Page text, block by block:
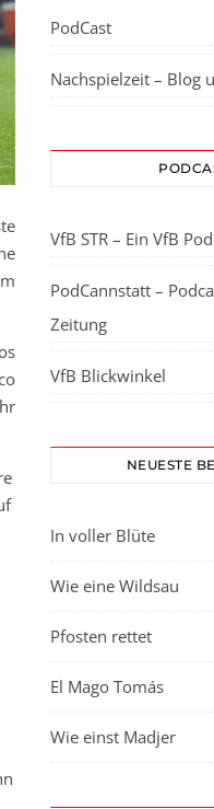
PodCast
Nachspielzeit – Blog
VfB STR – Ein VfB
PodCannstatt –
Zeitung
VfB Blickwinkel
NEUESTE
In voller Blüte
Wie eine Wildsau
Pfosten rettet
El Mago Tomás
Wie einst Madjer